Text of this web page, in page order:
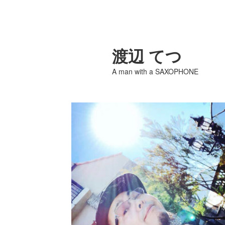
渡辺 てつ
A man with a SAXOPHONE